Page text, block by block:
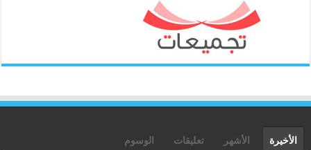
الأخيرة الأشهر تعليقات الوسوم